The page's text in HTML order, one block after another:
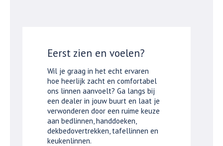
Eerst zien en voelen?
Wil je graag in het echt ervaren
hoe heerlijk zacht en comfortabel
ons linnen aanvoelt? Ga langs bij
een dealer in jouw buurt en laat je
verwonderen door een ruime keuze
aan bedlinnen, handdoeken,
dekbedovertrekken, tafellinnen en
keukenlinnen.